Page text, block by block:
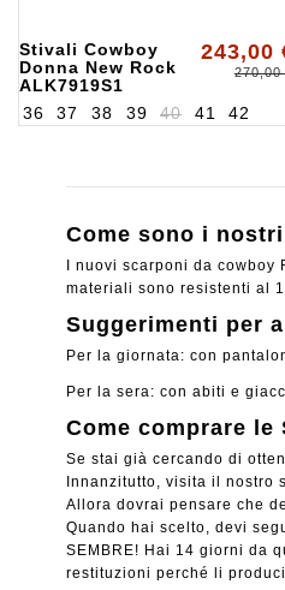
Stivali Cowboy
Donna New Rock
ALK7919S1
243,00
270,00
36 37 38 39 40 41 42
Come sono i
I nuovi scarponi da
materiali sono resistenti al
Suggerimenti per
Per la giornata: con
Per la sera: con abiti e
Come comprare le
Se stai già cercando di
Innanzitutto, visita il nostro
Allora dovrai pensare che
Quando hai scelto, devi
SEMBRE! Hai 14 giorni da
restituzioni perché li